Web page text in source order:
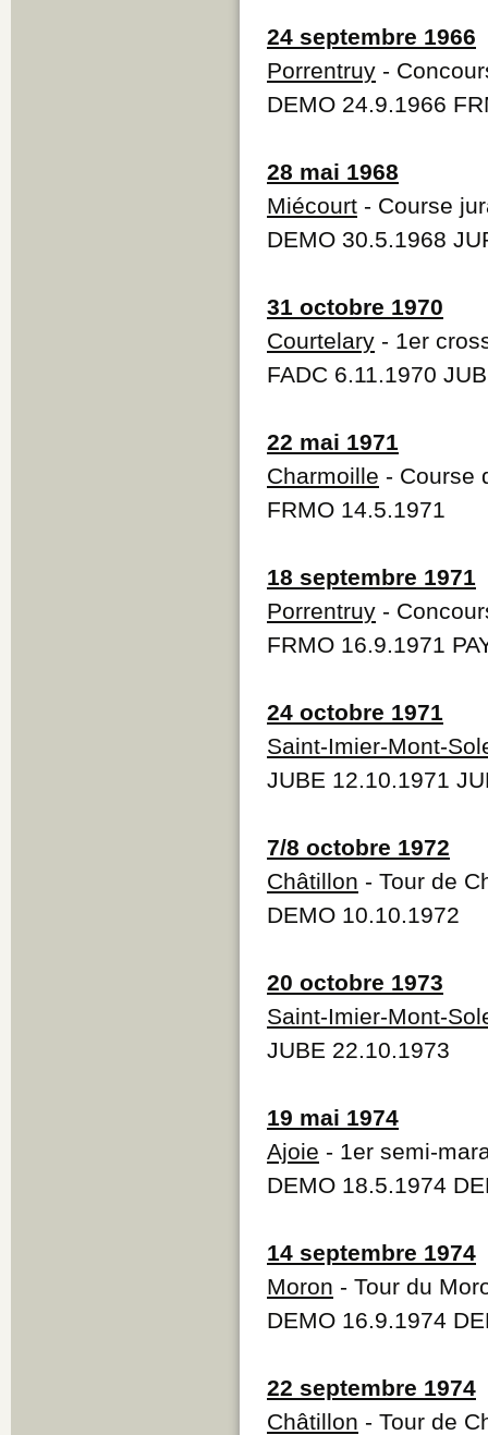
24 septembre 1966
Porrentruy -
DEMO 24.9.1966
28 mai 1968
Miécourt - Course
DEMO 30.5.1968
31 octobre 1970
Courtelary - 1er
FADC 6.11.1970
22 mai 1971
Charmoille - Course
FRMO 14.5.1971
18 septembre 1971
Porrentruy -
FRMO 16.9.1971
24 octobre 1971
Saint-Imier-Mont-
JUBE 12.10.1971
7/8 octobre 1972
Châtillon - Tour de
DEMO 10.10.1972
20 octobre 1973
Saint-Imier-Mont-
JUBE 22.10.1973
19 mai 1974
Ajoie - 1er semi-
DEMO 18.5.1974
14 septembre 1974
Moron - Tour du
DEMO 16.9.1974
22 septembre 1974
Châtillon - Tour de